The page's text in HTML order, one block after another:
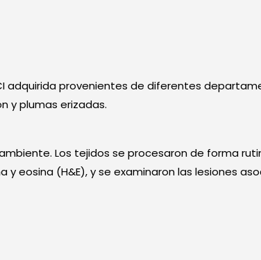
adquirida provenientes de diferentes
y plumas erizadas.
Los tejidos se procesaron de forma
eosina (H&E), y se examinaron las lesiones